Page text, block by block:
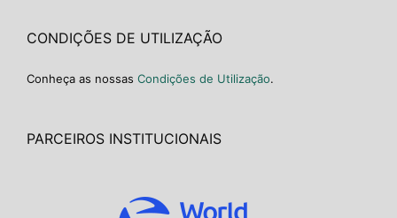
CONDIÇÕES DE UTILIZAÇÃO
Conheça as nossas Condições de Utilização.
PARCEIROS INSTITUCIONAIS